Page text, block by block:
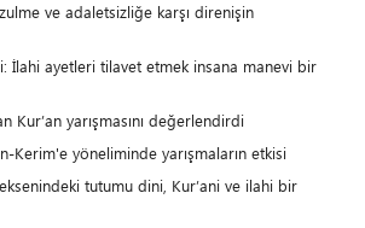
ve adaletsizliğe karşı direnişin
İlahi ayetleri tilavet etmek insana manevi bir
Kur’an yarışmasını değerlendirdi
Kerim'e yöneliminde yarışmaların etkisi
tutumu dini, Kur’ani ve ilahi bir